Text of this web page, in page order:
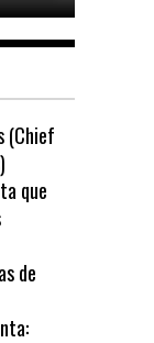
(Chief
que
de